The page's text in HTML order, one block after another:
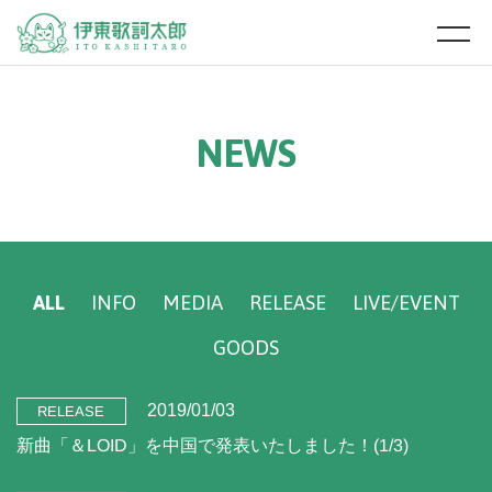
NEWS
ALL INFO MEDIA RELEASE
LIVE/EVENT
GOODS
RELEASE 2019/01/03
新曲「＆LOID」を中国で発表いたしました！(1/3)